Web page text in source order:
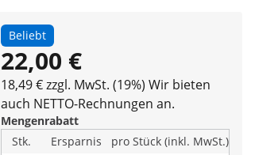
Beliebt
22,00 €
18,49 € zzgl. MwSt. (19%) Wir bieten
auch NETTO-Rechnungen an.
Mengenrabatt
Stk.
Ersparnis
pro Stück (inkl. MwSt.)